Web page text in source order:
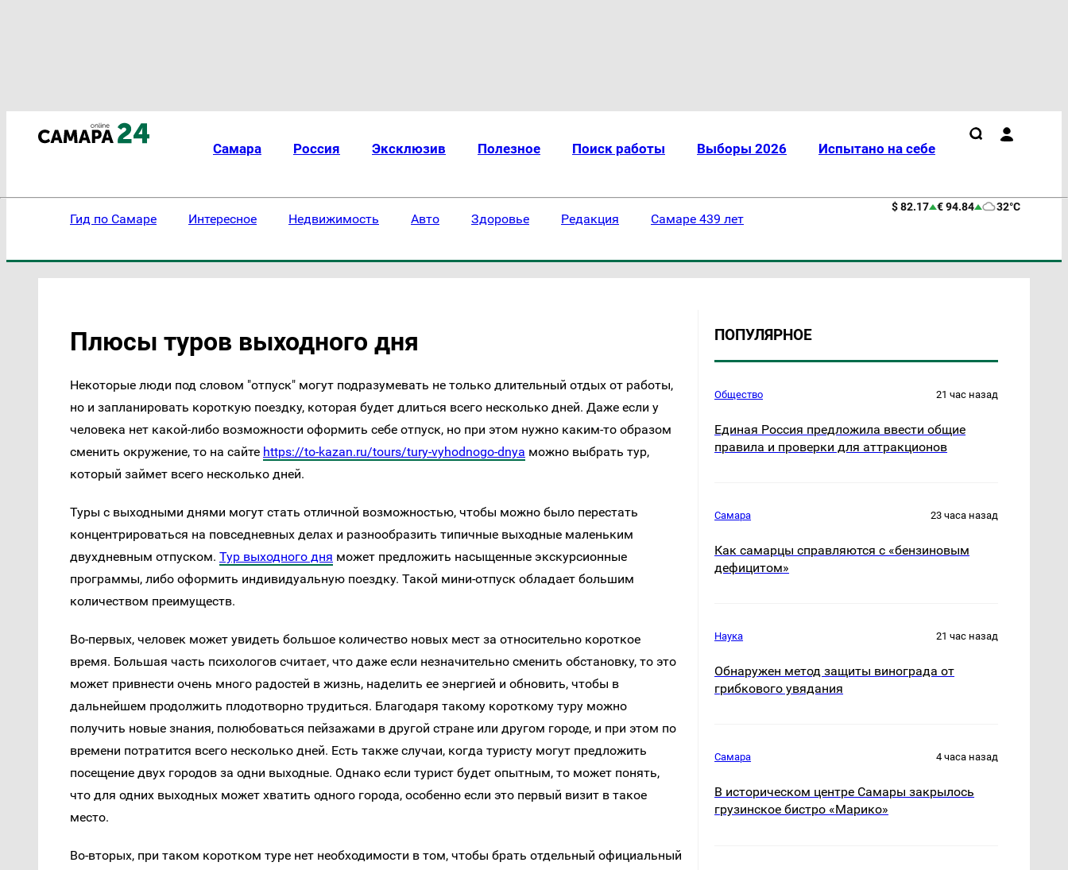
Самара Россия Эксклюзив Полезное Поиск работы Выборы 2026 Испытано на себе
Гид по Самаре Интересное Недвижимость Авто Здоровье Редакция Самаре 439 лет
$ 82.17 € 94.84 32°C
Плюсы туров выходного дня
Некоторые люди под словом "отпуск" могут подразумевать не только длительный отдых от работы,
но и запланировать короткую поездку, которая будет длиться всего несколько дней. Даже если у
человека нет какой-либо возможности оформить себе отпуск, но при этом нужно каким-то образом
сменить окружение, то на сайте https://to-kazan.ru/tours/tury-vyhodnogo-dnya можно выбрать тур,
который займет всего несколько дней.
Туры с выходными днями могут стать отличной возможностью, чтобы можно было перестать
концентрироваться на повседневных делах и разнообразить типичные выходные маленьким
двухдневным отпуском. Тур выходного дня может предложить насыщенные экскурсионные
программы, либо оформить индивидуальную поездку. Такой мини-отпуск обладает большим
количеством преимуществ.
Во-первых, человек может увидеть большое количество новых мест за относительно короткое
время. Большая часть психологов считает, что даже если незначительно сменить обстановку, то это
может привнести очень много радостей в жизнь, наделить ее энергией и обновить, чтобы в
дальнейшем продолжить плодотворно трудиться. Благодаря такому короткому туру можно
получить новые знания, полюбоваться пейзажами в другой стране или другом городе, и при этом по
времени потратится всего несколько дней. Есть также случаи, когда туристу могут предложить
посещение двух городов за одни выходные. Однако если турист будет опытным, то может понять,
что для одних выходных может хватить одного города, особенно если это первый визит в такое
место.
Во-вторых, при таком коротком туре нет необходимости в том, чтобы брать отдельный официальный
ПОПУЛЯРНОЕ
Общество 21 час назад
Единая Россия предложила ввести общие
правила и проверки для аттракционов
Самара 23 часа назад
Как самарцы справляются с «бензиновым
дефицитом»
Наука 21 час назад
Обнаружен метод защиты винограда от
грибкового увядания
Самара 4 часа назад
В историческом центре Самары закрылось
грузинское бистро «Марико»